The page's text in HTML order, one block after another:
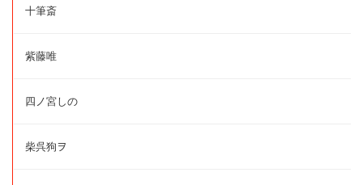
十筆斎
紫藤唯
四ノ宮しの
柴呉狗ヲ